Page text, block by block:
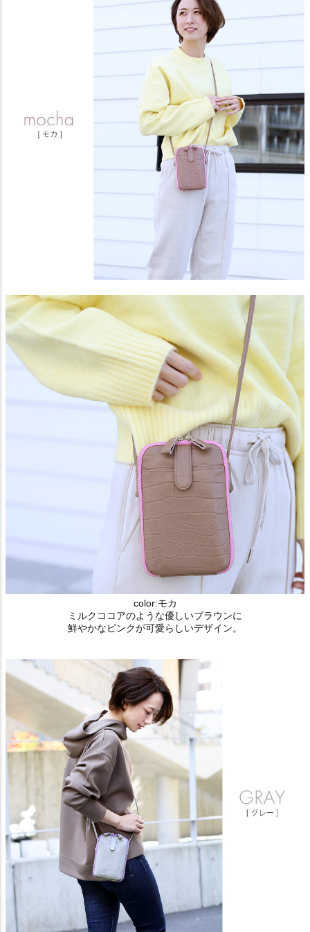
color:モカ
ミルクココアのような優しいブラウンに
鮮やかなピンクが可愛らしいデザイン。